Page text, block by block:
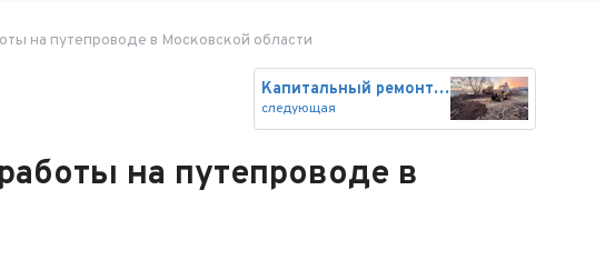
на путепроводе в Московской области
Капитальный ремонт моста через
следующая
на путепроводе в